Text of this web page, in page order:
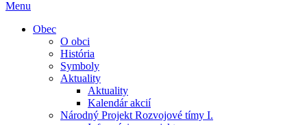
Menu
Obec
O obci
História
Symboly
Aktuality
Aktuality
Kalendár akcií
Národný Projekt Rozvojové tímy I.